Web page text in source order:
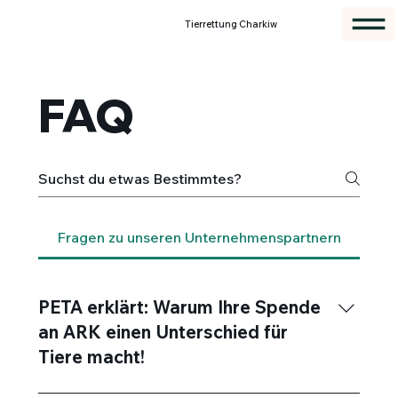
Tierrettung Charkiw
FAQ
Fragen zu unseren Unternehmenspartnern
PETA erklärt: Warum Ihre Spende
an ARK einen Unterschied für
Tiere macht!